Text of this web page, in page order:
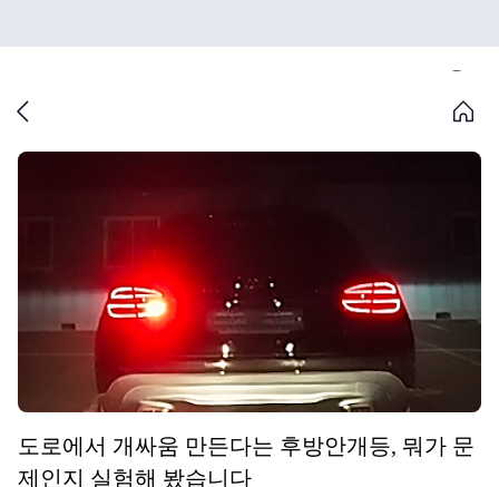
도로에서 개싸움 만든다는 후방안개등, 뭐가 문
제인지 실험해 봤습니다